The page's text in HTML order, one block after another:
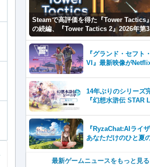
Steamで高評価を得た『Tower Tactics
の続編、『Tower Tactics 2』2026年第
に早期アクセス開始
『グランド・セフト
VI』最新映像が
14年ぶりのシリーズ
『幻想水滸伝 STAR
『RyzaChat:AIライ
あなただけのひと夏
テムはこれまでにな
最新ゲームニュースをもっと見る